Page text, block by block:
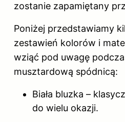
zostanie zapamiętany
Poniżej przedstawiamy
zestawień kolorów i
wziąć pod uwagę
musztardową spódnicą:
Biała bluzka –
do wielu okazji.